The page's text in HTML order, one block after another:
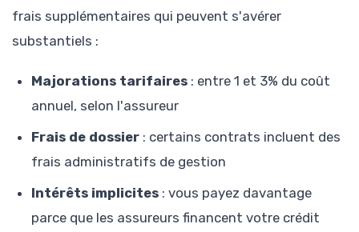
frais supplémentaires qui peuvent s'avérer
substantiels :
Majorations tarifaires : entre 1 et 3% du coût
annuel, selon l'assureur
Frais de dossier : certains contrats incluent des
frais administratifs de gestion
Intérêts implicites : vous payez davantage
parce que les assureurs financent votre crédit